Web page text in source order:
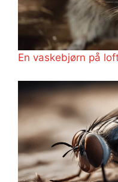
En vaskebjørn på